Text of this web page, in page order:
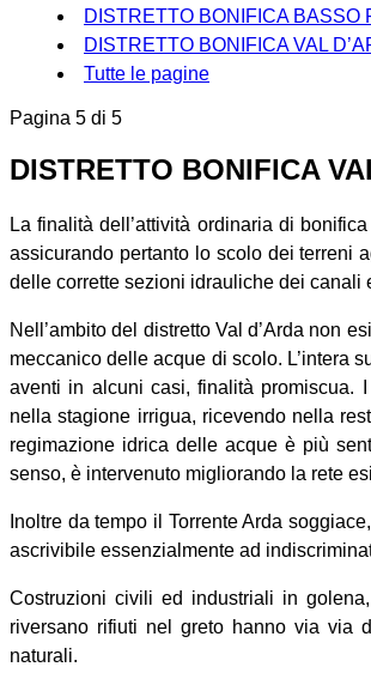
DISTRETTO BONIFICA BASSO
DISTRETTO BONIFICA VAL
Tutte le pagine
Pagina 5 di 5
DISTRETTO BONIFICA
La finalità dell’attività ordinaria di
assicurando pertanto lo scolo dei terreni
delle corrette sezioni idrauliche dei canali
Nell’ambito del distretto Val d’Arda non
meccanico delle acque di scolo. L’intera
aventi in alcuni casi, finalità promiscua.
nella stagione irrigua, ricevendo nella
regimazione idrica delle acque è più
senso, è intervenuto migliorando la rete
Inoltre da tempo il Torrente Arda
ascrivibile essenzialmente ad
Costruzioni civili ed industriali in
riversano rifiuti nel greto hanno via via
naturali.